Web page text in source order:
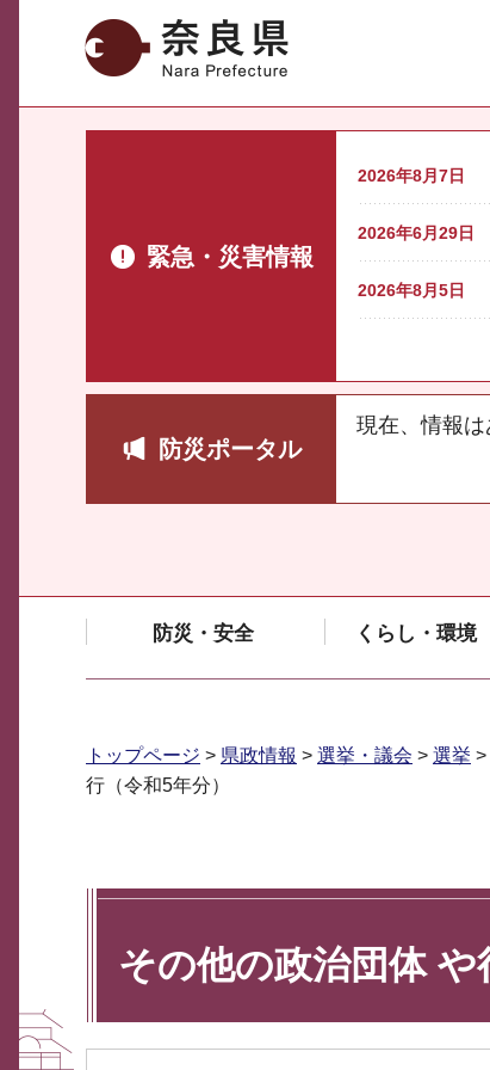
奈良県
緊急・災害情報
2026年8月7日
2026年6月29日
2026年8月5日
防災ポータル
現在、情報は
防災・安全 くらし・環境
トップページ > 県政情報 > 選挙・議会 > 選挙 >
行（令和5年分）
その他の政治団体 や